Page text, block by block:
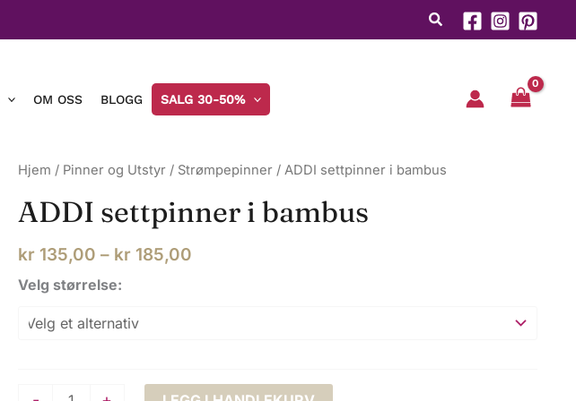
OM OSS BLOGG SALG 30-50%
Hjem / Pinner og Utstyr / Strømpepinner / ADDI settpinner i bambus
ADDI settpinner i bambus
kr 135,00 – kr 185,00
Velg størrelse:
kr 185,00